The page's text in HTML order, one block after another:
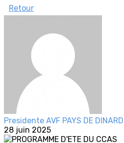
Retour
Presidente AVF PAYS DE DINARD
28 juin 2025